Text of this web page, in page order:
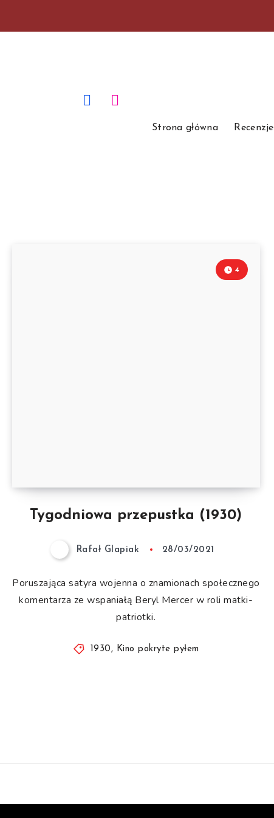
Strona główna Recenzje
Tygodniowa przepustka (1930)
4
Rafał Glapiak 28/03/2021
Poruszająca satyra wojenna o znamionach społecznego
komentarza ze wspaniałą Beryl Mercer w roli matki-
patriotki.
1930, Kino pokryte pyłem